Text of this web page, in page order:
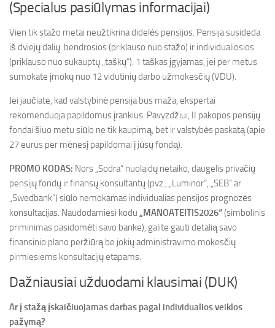
(Specialus pasiūlymas informacijai)
Vien tik stažo metai neužtikrina didelės pensijos. Pensija susideda
iš dviejų dalių: bendrosios (priklauso nuo stažo) ir individualiosios
(priklauso nuo sukauptų „taškų“). 1 taškas įgyjamas, jei per metus
sumokate įmokų nuo 12 vidutinių darbo užmokesčių (VDU).
Jei jaučiate, kad valstybinė pensija bus maža, ekspertai
rekomenduoja papildomus įrankius. Pavyzdžiui, II pakopos pensijų
fondai šiuo metu siūlo ne tik kaupimą, bet ir valstybės paskatą (apie
27 eurus per mėnesį papildomai į jūsų fondą).
PROMO KODAS: Nors „Sodra“ nuolaidų netaiko, daugelis privačių
pensijų fondų ir finansų konsultantų (pvz., „Luminor“, „SEB“ ar
„Swedbank“) siūlo nemokamas individualias pensijos prognozės
konsultacijas. Naudodamiesi kodu „MANOATEITIS2026“(simbolinis
priminimas pasidomėti savo banke), galite gauti detalią savo
finansinio plano peržiūrą be jokių administravimo mokesčių
pirmiesiems konsultacijų etapams.
Dažniausiai užduodami klausimai (DUK)
Ar į stažą įskaičiuojamas darbas pagal individualios veiklos
pažymą?